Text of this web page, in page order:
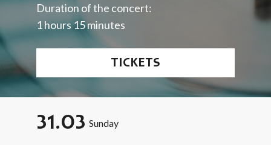
Duration of the concert:
1 hours 15 minutes
TICKETS
31.03 Sunday